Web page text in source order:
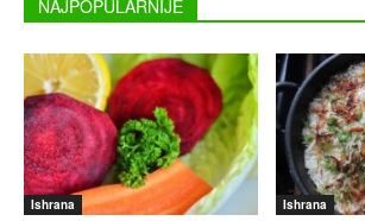
NAJPOPULARNIJE
Ishrana Ishrana